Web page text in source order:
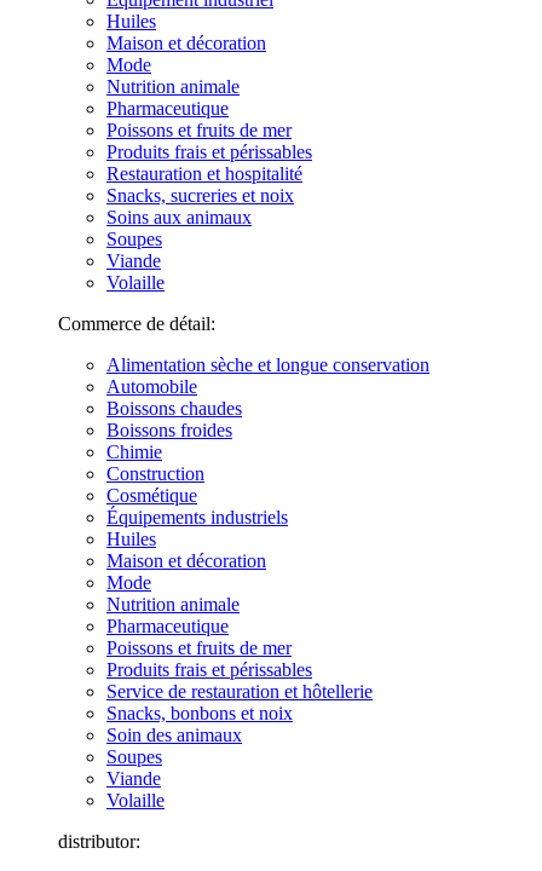
Huiles
Maison et décoration
Mode
Nutrition animale
Pharmaceutique
Poissons et fruits de mer
Produits frais et périssables
Restauration et hospitalité
Snacks, sucreries et noix
Soins aux animaux
Soupes
Viande
Volaille
Commerce de détail:
Alimentation sèche et longue conservation
Automobile
Boissons chaudes
Boissons froides
Chimie
Construction
Cosmétique
Équipements industriels
Huiles
Maison et décoration
Mode
Nutrition animale
Pharmaceutique
Poissons et fruits de mer
Produits frais et périssables
Service de restauration et hôtellerie
Snacks, bonbons et noix
Soin des animaux
Soupes
Viande
Volaille
distributor: